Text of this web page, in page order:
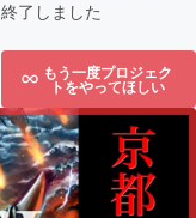
終了しました
もう一度プロジェク
トをやってほしい